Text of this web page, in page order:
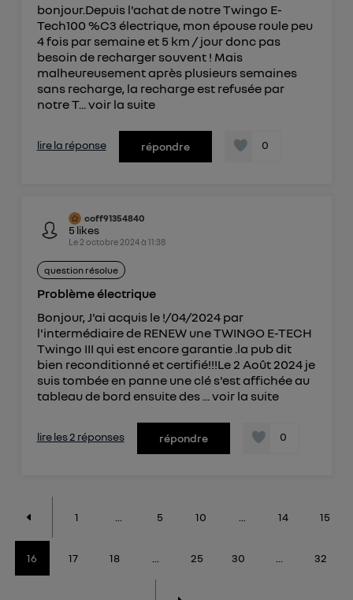
bonjour.Depuis l'achat de notre Twingo E-
Tech100 %C3 électrique, mon épouse roule peu
4 fois par semaine et 5 km / jour donc pas
besoin de recharger souvent ! Mais
malheureusement après plusieurs semaines
sans recharge, la recharge est refusée par
notre T... voir la suite
lire la réponse répondre 0
coff91354840
5 likes
Le 2 octobre 2024à 11:38
question résolue
Problème électrique
Bonjour, J'ai acquis le !/04/2024 par
l'intermédiaire de RENEW une TWINGO E-TECH
Twingo III qui est encore garantie .la pub dit
bien reconditionné et certifié!!!Le 2 Août 2024 je
suis tombée en panne une clé s'est affichée au
tableau de bord ensuite des ... voir la suite
lire les 2 réponses répondre 0
1 5 10 14 15
16 17 18 ... 25 30 ... 32